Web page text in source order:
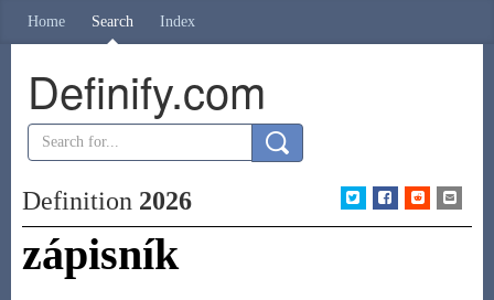
Home Search Index
Definify.com
Definition 2026
zápisník